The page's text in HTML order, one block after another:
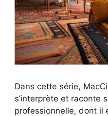
Dans cette série,
s’interprète et raconte
professionnelle, dont il